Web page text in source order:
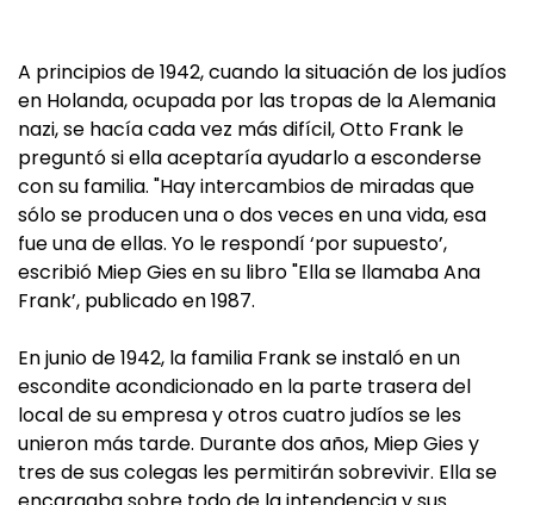
A principios de 1942, cuando la situación de los judíos
en Holanda, ocupada por las tropas de la Alemania
nazi, se hacía cada vez más difícil, Otto Frank le
preguntó si ella aceptaría ayudarlo a esconderse
con su familia. "Hay intercambios de miradas que
sólo se producen una o dos veces en una vida, esa
fue una de ellas. Yo le respondí ‘por supuesto’,
escribió Miep Gies en su libro "Ella se llamaba Ana
Frank’, publicado en 1987.
En junio de 1942, la familia Frank se instaló en un
escondite acondicionado en la parte trasera del
local de su empresa y otros cuatro judíos se les
unieron más tarde. Durante dos años, Miep Gies y
tres de sus colegas les permitirán sobrevivir. Ella se